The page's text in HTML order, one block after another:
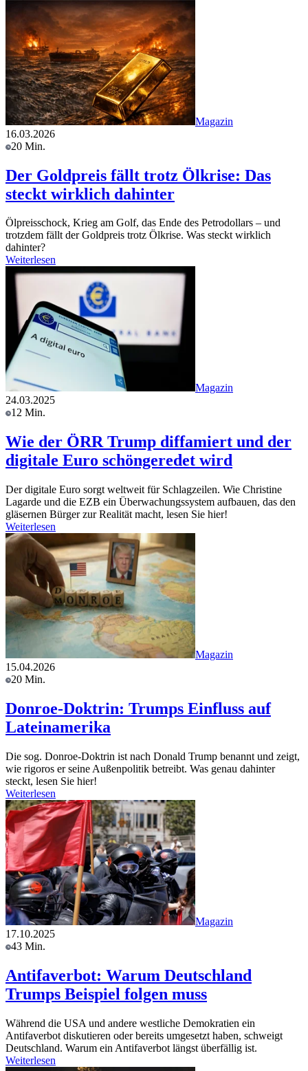
Magazin
16.03.2026
20 Min.
Der Goldpreis fällt trotz Ölkrise: Das
steckt wirklich dahinter
Ölpreisschock, Krieg am Golf, das Ende des Petrodollars – und
trotzdem fällt der Goldpreis trotz Ölkrise. Was steckt wirklich
dahinter?
Weiterlesen
Magazin
24.03.2025
12 Min.
Wie der ÖRR Trump diffamiert und der
digitale Euro schöngeredet wird
Der digitale Euro sorgt weltweit für Schlagzeilen. Wie Christine
Lagarde und die EZB ein Überwachungssystem aufbauen, das den
gläsernen Bürger zur Realität macht, lesen Sie hier!
Weiterlesen
Magazin
15.04.2026
20 Min.
Donroe-Doktrin: Trumps Einfluss auf
Lateinamerika
Die sog. Donroe-Doktrin ist nach Donald Trump benannt und zeigt,
wie rigoros er seine Außenpolitik betreibt. Was genau dahinter
steckt, lesen Sie hier!
Weiterlesen
Magazin
17.10.2025
43 Min.
Antifaverbot: Warum Deutschland
Trumps Beispiel folgen muss
Während die USA und andere westliche Demokratien ein
Antifaverbot diskutieren oder bereits umgesetzt haben, schweigt
Deutschland. Warum ein Antifaverbot längst überfällig ist.
Weiterlesen